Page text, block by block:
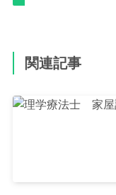
関連記事